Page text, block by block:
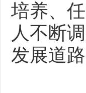
培养、
人不断
发展道